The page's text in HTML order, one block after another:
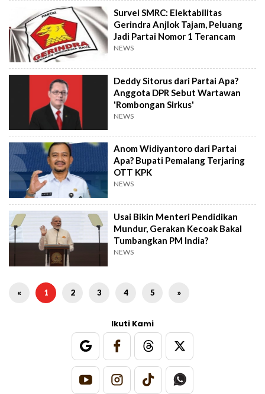
Survei SMRC: Elektabilitas
Gerindra Anjlok Tajam, Peluang
Jadi Partai Nomor 1 Terancam
NEWS
Deddy Sitorus dari Partai Apa?
Anggota DPR Sebut Wartawan
'Rombongan Sirkus'
NEWS
Anom Widiyantoro dari Partai
Apa? Bupati Pemalang Terjaring
OTT KPK
NEWS
Usai Bikin Menteri Pendidikan
Mundur, Gerakan Kecoak Bakal
Tumbangkan PM India?
NEWS
« 1 2 3 4 5 »
Ikuti Kami